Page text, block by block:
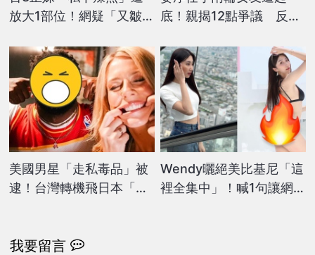
放大1部位！網疑「又皺又
底！親揭12點爭議 反擊
美國男星「走私毒品」被
逮！台灣轉機飛日本「遭
Wendy曬絕美比基尼「這
裡全集中」！喊1句讓網嗨
我要留言